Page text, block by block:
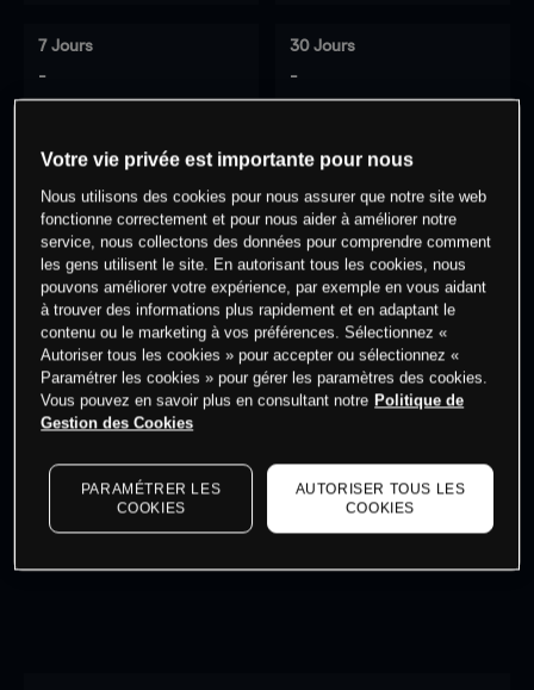
7 Jours
-
30 Jours
-
cet actif
Commencez à trader
dernières données du marché.
market data
Votre vie privée est importante pour nous
Nous utilisons des cookies pour nous assurer que notre site web
fonctionne correctement et pour nous aider à améliorer notre
service, nous collectons des données pour comprendre comment
les gens utilisent le site. En autorisant tous les cookies, nous
pouvons améliorer votre expérience, par exemple en vous aidant
à trouver des informations plus rapidement et en adaptant le
contenu ou le marketing à vos préférences. Sélectionnez «
Autoriser tous les cookies » pour accepter ou sélectionnez «
Paramétrer les cookies » pour gérer les paramètres des cookies.
Vous pouvez en savoir plus en consultant notre Politique de
Gestion des Cookies
PARAMÉTRER LES
COOKIES
AUTORISER TOUS LES
COOKIES